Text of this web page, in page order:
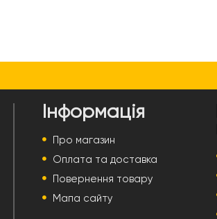
Інформація
Про магазин
Оплата та доставка
Повернення товару
Мапа сайту